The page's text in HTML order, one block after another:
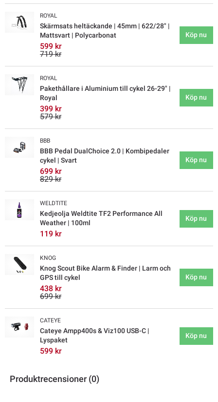
ROYAL
Skärmsats heltäckande | 45mm | 622/28" |
Mattsvart | Polycarbonat
599 kr
719 kr
Köp nu
ROYAL
Pakethållare i Aluminium till cykel 26-29" |
Royal
399 kr
579 kr
Köp nu
BBB
BBB Pedal DualChoice 2.0 | Kombipedaler
cykel | Svart
699 kr
829 kr
Köp nu
WELDTITE
Kedjeolja Weldtite TF2 Performance All
Weather | 100ml
119 kr
Köp nu
KNOG
Knog Scout Bike Alarm & Finder | Larm och
GPS till cykel
438 kr
699 kr
Köp nu
CATEYE
Cateye Ampp400s & Viz100 USB-C |
Lyspaket
599 kr
Köp nu
Produktrecensioner (0)